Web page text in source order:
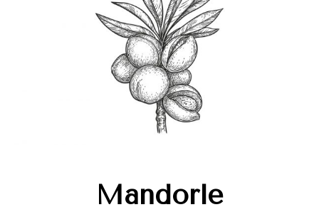
Mandorle